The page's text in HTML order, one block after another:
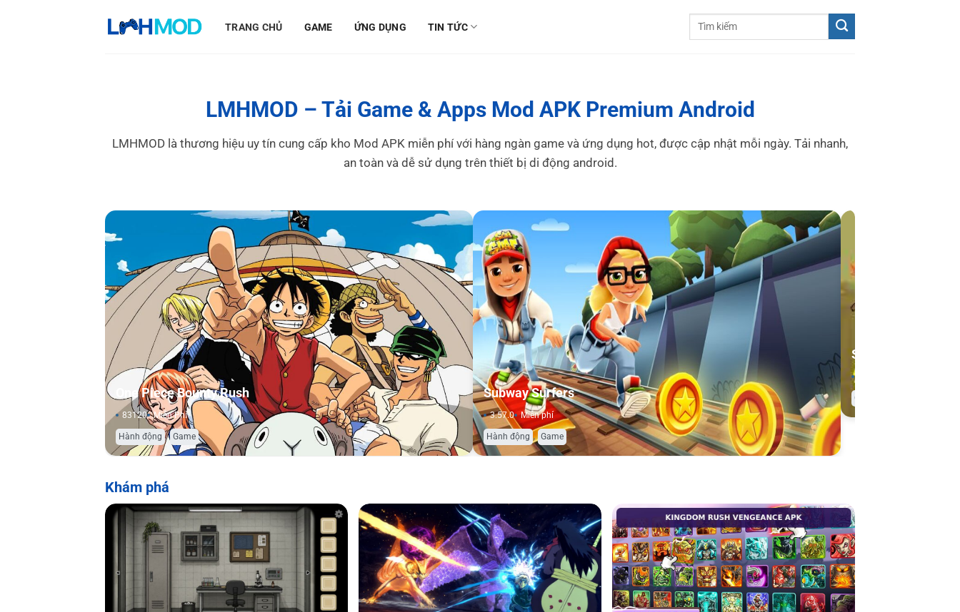
TRANG CHỦ GAME ỨNG DỤNG TIN TỨC
LMHMOD – Tải Game & Apps Mod APK Premium Android
LMHMOD là thương hiệu uy tín cung cấp kho Mod APK miễn phí với hàng ngàn game và ứng dụng hot, được cập nhật mỗi ngày. Tải nhanh,
an toàn và dễ sử dụng trên thiết bị di động android.
One Piece Bounty Rush
83120 Miễn Phí
Hành động , Game
Subway Surfers
3.57.0 Miễn phí
Hành động , Game
Stick War Legacy
Chiến thuật
Khám phá